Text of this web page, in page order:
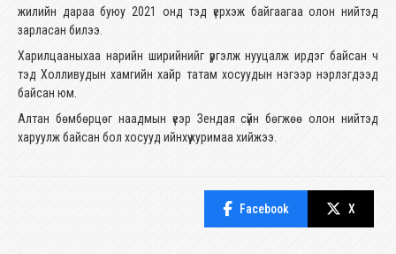
жилийн дараа буюу 2021 онд тэд үерхэж байгаагаа олон нийтэд
зарласан билээ.
Харилцааныхаа нарийн ширийнийг үргэлж нууцалж ирдэг байсан ч
тэд Холливудын хамгийн хайр татам хосуудын нэгээр нэрлэгдээд
байсан юм.
Алтан бөмбөрцөг наадмын үеэр Зендая сүйн бөгжөө олон нийтэд
харуулж байсан бол хосууд ийнхүү хуримаа хийжээ.
Facebook X